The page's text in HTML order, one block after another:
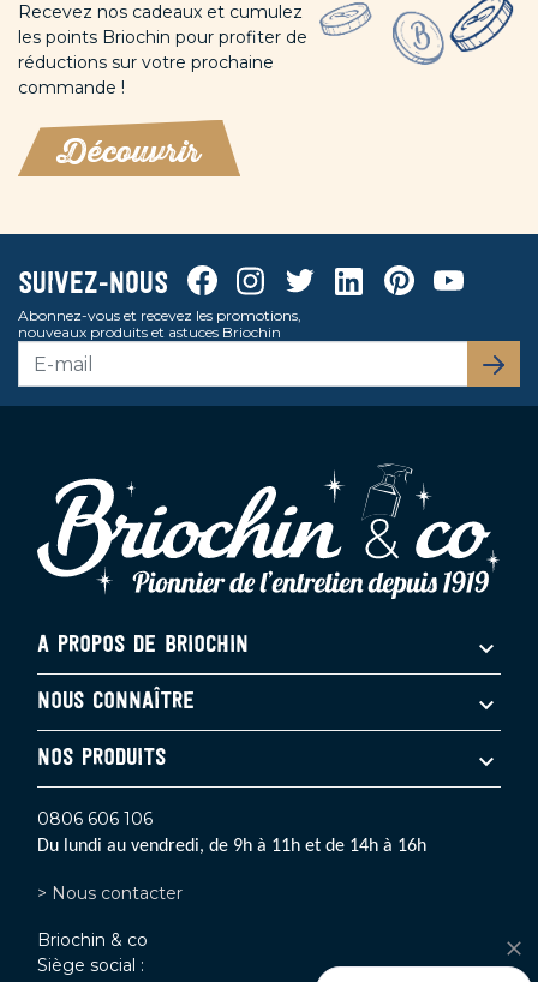
Recevez nos cadeaux et cumulez
les points Briochin pour profiter de
réductions sur votre prochaine
commande !
Découvrir
Suivez-nous FacebookInstagramTwitterLinkedinPinterestYoutube
Abonnez-vous et recevez les promotions,
nouveaux produits et astuces Briochin
A PROPOS DE BRIOCHIN
NOUS CONNAÎTRE
NOS PRODUITS
0806 606 106
Du lundi au vendredi, de 9h à 11h et de 14h à 16h
> Nous contacter
Briochin & co
Siège social :